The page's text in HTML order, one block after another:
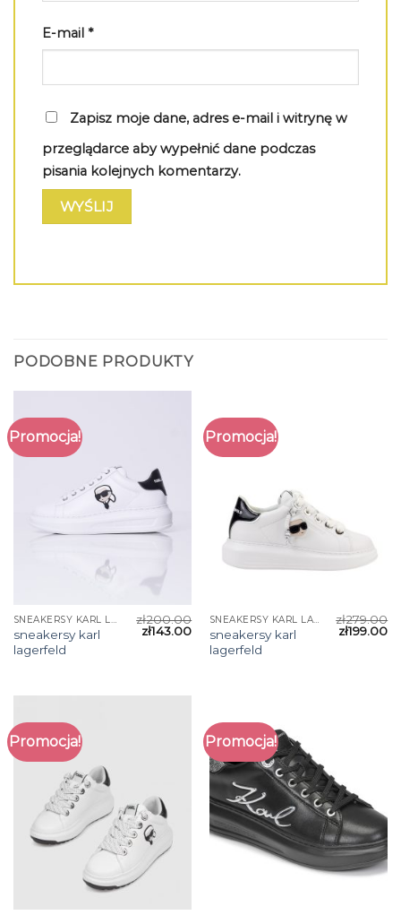
E-mail *
Zapisz moje dane, adres e-mail i witrynę w
przeglądarce aby wypełnić dane podczas
pisania kolejnych komentarzy.
PODOBNE PRODUKTY
Promocja!
sneakersy karl
lagerfeld
zł200.00
zł143.00
Promocja!
sneakersy karl
lagerfeld
zł279.00
zł199.00
Promocja! Promocja!